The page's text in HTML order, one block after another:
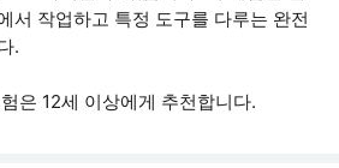
서 작업하고 특정 도구를 다루는 완전
.
은 12세 이상에게 추천합니다.